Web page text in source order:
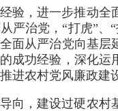
验，进一步推动全
严治党，“打虎”
面从严治党向基
成功经验，深化
进农村党风廉政建
向，建设过硬农